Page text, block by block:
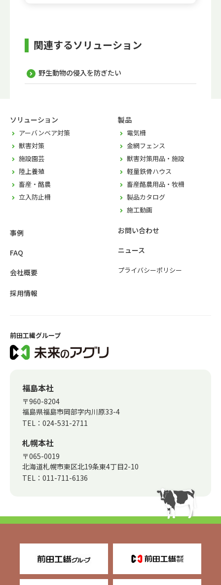
関連するソリューション
野生動物の侵入を防ぎたい
前田工繊グループ
福島本社
〒960-8204
福島県福島市岡部字内川原33-4
TEL： 024-531-2711
札幌本社
〒065-0019
北海道札幌市東区北19条東4丁目2-10
TEL： 011-711-6136
ソリューション
アーバンベア対策
獣害対策
施設園芸
陸上養殖
畜産・酪農
立入防止柵
製品
電気柵
金網フェンス
獣害対策用品・施設
軽量鉄骨ハウス
畜産酪農用品・牧柵
製品カタログ
施工動画
事例
FAQ
会社概要
採用情報
お問い合わせ
ニュース
プライバシーポリシー